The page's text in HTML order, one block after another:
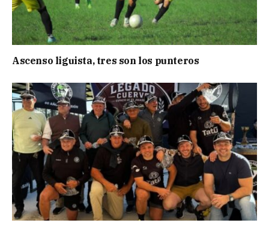
Ascenso liguista, tres son los punteros